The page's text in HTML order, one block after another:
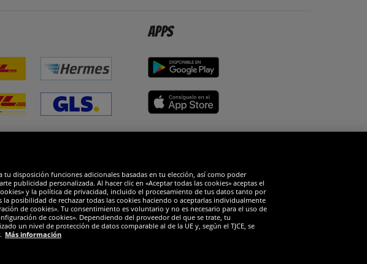
Apps
disposición funciones adicionales basadas en tu elección, así como poder
publicidad personalizada. Al hacer clic en «Aceptar todas las cookies» aceptas el
y la política de privacidad, incluido el procesamiento de tus datos tanto por
posibilidad de rechazar todas las cookies haciendo o aceptarlas individualmente
de cookies». Tu consentimiento es voluntario y no es necesario para el uso de
de cookies». Dependiendo del proveedor del que se trate, tu
un nivel de protección de datos comparable al de la UE y, según el TJCE, se
Más información